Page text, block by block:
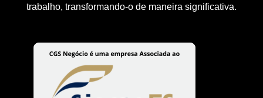
trabalho, transformando-o de maneira significativa.